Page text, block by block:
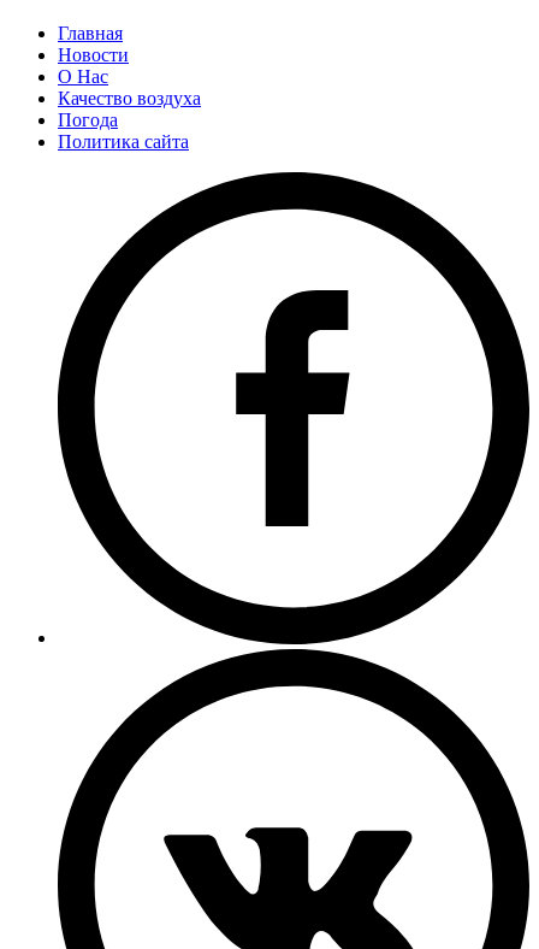
Главная
Новости
О Нас
Качество воздуха
Погода
Политика сайта